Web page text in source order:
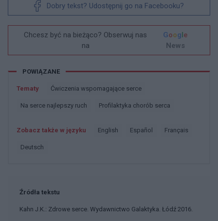
Dobry tekst? Udostępnij go na Facebooku?
Chcesz być na bieżąco? Obserwuj nas
na
Google
News
POWIĄZANE
Tematy ćwiczenia wspomagające serce
Na serce najlepszy ruch Profilaktyka chorób serca
Zobacz także w języku english español français
deutsch
Źródła tekstu
Kahn J.K.: Zdrowe serce. Wydawnictwo Galaktyka. Łódź 2016.